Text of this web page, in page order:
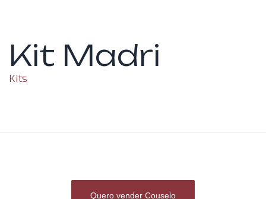
Kit Madri
Kits
Quero vender Couselo